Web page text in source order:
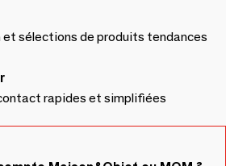
et sélections de produits tendances
rapides et simplifiées